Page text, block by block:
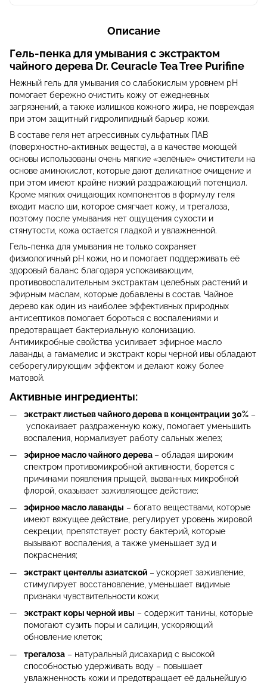
Описание
Гель-пенка для умывания с экстрактом
чайного дерева Dr. CeuracleTea Tree Purifine
Нежный гель для умывания со слабокислым уровнем pH
помогает бережно очистить кожу от ежедневных
загрязнений, а также излишков кожного жира, не повреждая
при этом защитный гидролипидный барьер кожи.
В составе геля нет агрессивных сульфатных ПАВ
(поверхностно-активных веществ), а в качестве моющей
основы использованы очень мягкие «зелёные» очистители на
основе аминокислот, которые дают деликатное очищение и
при этом имеют крайне низкий раздражающий потенциал.
Кроме мягких очищающих компонентов в формулу геля
входит масло ши, которое смягчает кожу, и трегалоза,
поэтому после умывания нет ощущения сухости и
стянутости, кожа остается гладкой и увлажненной.
Гель-пенка для умывания не только сохраняет
физиологичный pH кожи, но и помогает поддерживать её
здоровый баланс благодаря успокаивающим,
противовоспалительным экстрактам целебных растений и
эфирным маслам, которые добавлены в состав. Чайное
дерево как один из наиболее эффективных природных
антисептиков помогает бороться с воспалениями и
предотвращает бактериальную колонизацию.
Антимикробные свойства усиливает эфирное масло
лаванды, а гамамелис и экстракт коры черной ивы обладают
себорегулирующим эффектом и делают кожу более
матовой.
Активные ингредиенты:
экстракт листьев чайного дерева в концентрации 30% –
успокаивает раздраженную кожу, помогает уменьшить
воспаления, нормализует работу сальных желез;
эфирное масло чайного дерева – обладая широким
спектром противомикробной активности, борется с
причинами появления прыщей, вызванных микробной
флорой, оказывает заживляющее действие;
эфирное масло лаванды – богато веществами, которые
имеют вяжущее действие, регулирует уровень жировой
секреции, препятствует росту бактерий, которые
вызывают воспаления, а также уменьшает зуд и
покраснения;
экстракт центеллы азиатской – ускоряет заживление,
стимулирует восстановление, уменьшает видимые
признаки чувствительности кожи;
экстракт коры черной ивы – содержит танины, которые
помогают сузить поры и салицин, ускоряющий
обновление клеток;
трегалоза – натуральный дисахарид с высокой
способностью удерживать воду – повышает
увлажненность кожи и предотвращает её дальнейшую